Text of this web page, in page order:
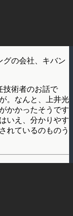
グの会社、キバン
技術者のお話で
。なんと、上井光
かかったそうです
いえ、分かりやす
れているのものう